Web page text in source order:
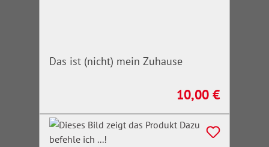
Das ist (nicht) mein Zuhause
Regulärer Preis:
10,00 €